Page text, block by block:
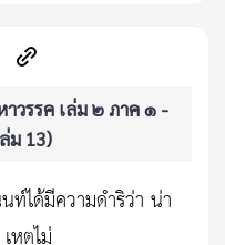
วรรค เล่ม ๒ ภาค ๑ -
ม 13)
ได้มีความดำริว่า น่า